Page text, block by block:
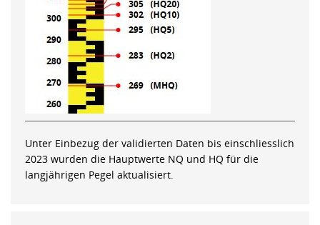
Unter Einbezug der validierten Daten bis einschliesslich
2023 wurden die Hauptwerte NQ und HQ für die
langjährigen Pegel aktualisiert.